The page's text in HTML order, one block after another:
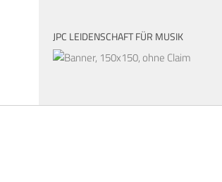
JPC LEIDENSCHAFT FÜR MUSIK